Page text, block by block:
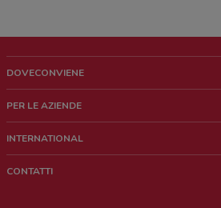
Via Lorenzoni, 1A
402 m
DOVECONVIENE
Chi siamo
Lavora con noi
PER LE AZIENDE
Richieste commerciali e marketing
INTERNATIONAL
CONTATTI